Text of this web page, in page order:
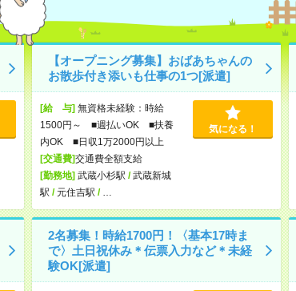
【オープニング募集】おばあちゃんの
お散歩付き添いも仕事の1つ[派遣]
[給 与]無資格未経験：時給
1500円～ ■週払いOK ■扶養
内OK ■日収1万2000円以上
[交通費]交通費全額支給
[勤務地]武蔵小杉駅 /武蔵新城
駅 /元住吉駅 /
気になる！
2名募集！時給1700円！〈基本17時ま
で〉土日祝休み＊伝票入力など＊未経
験OK[派遣]